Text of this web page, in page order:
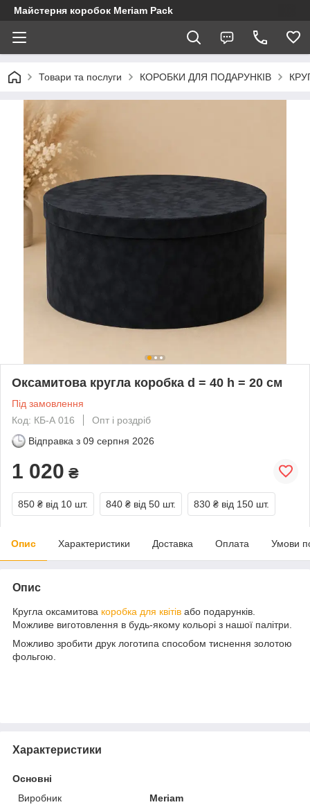
Майстерня коробок Meriam Pack
Товари та послуги КОРОБКИ ДЛЯ ПОДАРУНКІВ
Оксамитова кругла коробка d = 40 h = 20 см
Під замовлення
Код: КБ-А 016
Опт і роздріб
Відправка з 09 серпня 2026
1 020 ₴
850 ₴ від 10 шт. 840 ₴ від 50 шт. 830 ₴ від 150 шт.
Опис Характеристики Доставка Оплата Умови
Опис
Кругла оксамитова коробка для квітів або подарунків.
Можливе виготовлення в будь-якому кольорі з нашої палітри.
Можливо зробити друк логотипа способом тиснення золотою
фольгою.
Характеристики
Основні
Виробник
Meriam